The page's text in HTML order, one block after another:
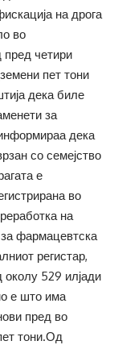
на дрога
во
пред четири
пет тони
дека биле
за
дека
со семејство
е
во
на
фармацевтска
регистар,
околу 529 илјади
е што има
пред во
тони.Од